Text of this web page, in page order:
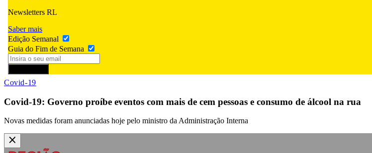
Newsletters RL
Saber mais
Edição Semanal
Guia do Fim de Semana
Covid-19
Covid-19: Governo proíbe eventos com mais de cem pessoas e consumo de álcool na rua
Novas medidas foram anunciadas hoje pelo ministro da Administração Interna